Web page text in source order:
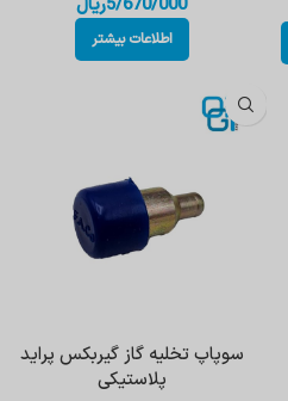
اطلاعات بیشتر
سوپاپ تخلیه گاز گیربکس پراید
پلاستیکی